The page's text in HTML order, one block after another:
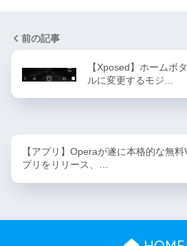
前の記事
【Xposed】ホームボ
ルに変更するモジ…
【アプリ】Operaが遂に本格的な無料
プリをリリース、…